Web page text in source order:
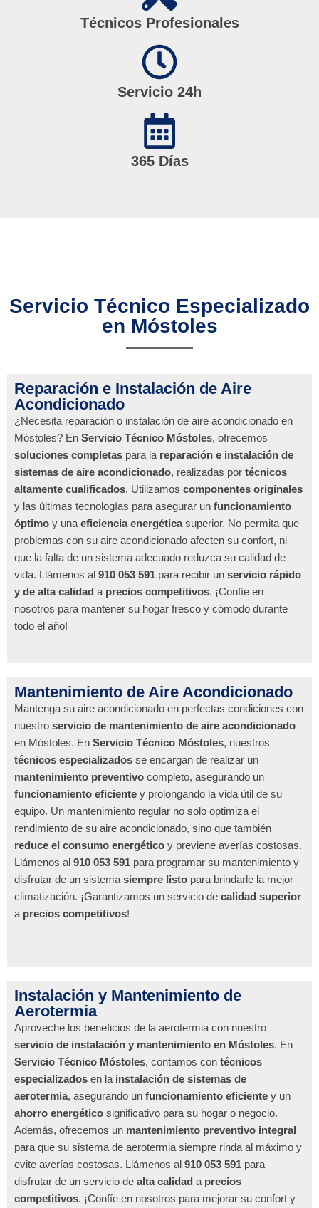
Técnicos Profesionales
Servicio 24h
365 Días
Servicio Técnico Especializado
en Móstoles
Reparación e Instalación de Aire
Acondicionado
¿Necesita reparación o instalación de aire acondicionado en
Móstoles? En Servicio Técnico Móstoles, ofrecemos
soluciones completas para la reparación e instalación de
sistemas de aire acondicionado, realizadas por técnicos
altamente cualificados. Utilizamos componentes originales
y las últimas tecnologías para asegurar un funcionamiento
óptimo y una eficiencia energéticasuperior. No permita que
problemas con su aire acondicionado afecten su confort, ni
que la falta de un sistema adecuado reduzca su calidad de
vida. Llámenos al 910 053 591 para recibir un servicio rápido
y de alta calidad a precios competitivos. ¡Confíe en
nosotros para mantener su hogar fresco y cómodo durante
todo el año!
Mantenimiento de Aire Acondicionado
Mantenga su aire acondicionado en perfectas condiciones con
nuestro servicio de mantenimiento de aire acondicionado
en Móstoles. En Servicio Técnico Móstoles, nuestros
técnicos especializados se encargan de realizar un
mantenimiento preventivo completo, asegurando un
funcionamiento eficiente y prolongando la vida útil de su
equipo. Un mantenimiento regular no solo optimiza el
rendimiento de su aire acondicionado, sino que también
reduce el consumo energético y previene averías costosas.
Llámenos al 910 053 591 para programar su mantenimiento y
disfrutar de un sistema siempre listo para brindarle la mejor
climatización. ¡Garantizamos un servicio de calidad superior
a precios competitivos!
Instalación y Mantenimiento de
Aerotermia
Aproveche los beneficios de la aerotermia con nuestro
servicio de instalación y mantenimiento en Móstoles. En
Servicio Técnico Móstoles, contamos con técnicos
especializados en la instalación de sistemas de
aerotermia, asegurando un funcionamiento eficiente y un
ahorro energético significativo para su hogar o negocio.
Además, ofrecemos un mantenimiento preventivo integral
para que su sistema de aerotermia siempre rinda al máximo y
evite averías costosas. Llámenos al 910 053 591 para
disfrutar de un servicio de alta calidad a precios
competitivos. ¡Confíe en nosotros para mejorar su confort y